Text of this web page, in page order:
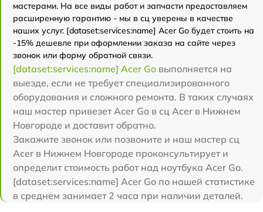
мастерами. На все виды работ и запчасти предоставляем
расширенную гарантию - мы в сц уверены в качестве
наших услуг. [dataset:services:name] Acer Go будет стоить на
-15% дешевле при оформлении заказа на сайте через
звонок или форму обратной связи.
[dataset:services:name] Acer Go выполняется на
выезде, если не требует специализированного
оборудования и сложного ремонта. В таких случаях
наш мастер привезет Acer Go в сц Acer в Нижнем
Новгороде и доставит обратно.
Закажите звонок или позвоните и наш мастер сц
Acer в Нижнем Новгороде проконсультирует и
определит стоимость работ над ноутбука Acer Go.
[dataset:services:name] Acer Go по нашей статистике
в среднем занимает 2 часа при наличии деталей.